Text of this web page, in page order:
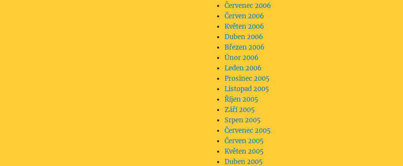
Červenec 2006
Červen 2006
Květen 2006
Duben 2006
Březen 2006
Únor 2006
Leden 2006
Prosinec 2005
Listopad 2005
Říjen 2005
Září 2005
Srpen 2005
Červenec 2005
Červen 2005
Květen 2005
Duben 2005